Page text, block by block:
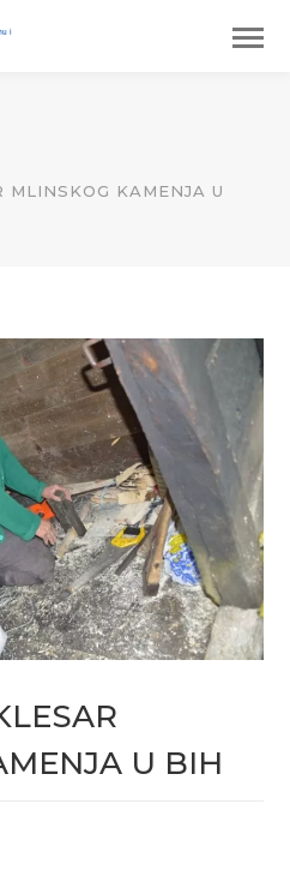
MLINSKOG KAMENJA U
U BIH